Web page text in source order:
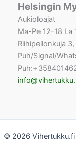
Helsingin
Aukioloajat
Ma-Pe 12-18 La
Riihipellonkuja
Puh/Signal/
© 2026 Vihertukku.fi